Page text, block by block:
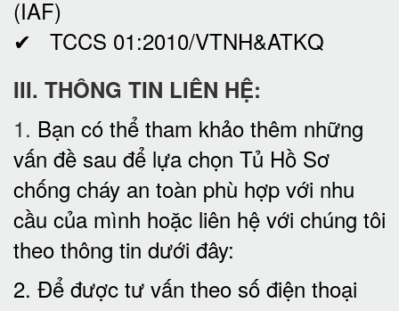
(IAF)
✔ TCCS 01:2010/VTNH&ATKQ
III. THÔNG TIN LIÊN HỆ:
1. Bạn có thể tham khảo thêm những
vấn đề sau để lựa chọn Tủ Hồ Sơ
chống cháy an toàn phù hợp với nhu
cầu của mình hoặc liên hệ với chúng tôi
theo thông tin dưới đây:
2. Để được tư vấn theo số điện thoại